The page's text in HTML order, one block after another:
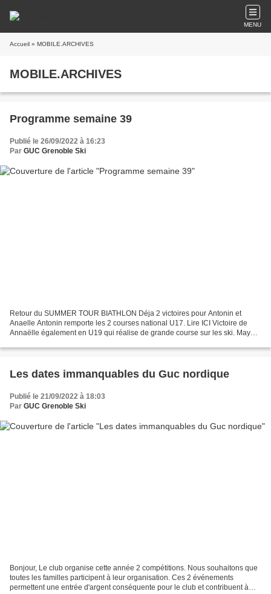
MENU
Accueil » MOBILE.ARCHIVES
MOBILE.ARCHIVES
Programme semaine 39
Publié le 26/09/2022 à 16:23
Par GUC Grenoble Ski
Retour du SUMMER TOUR BIATHLON Déja 2 victoires pour Antonin et
Anaelle Antonin remporte les 2 courses national U17. Lire ICI Victoire de
Annaëlle également en U19 qui réalise de grande course sur les ski. Maya
Les dates immanquables du Guc nordique
Publié le 21/09/2022 à 18:03
Par GUC Grenoble Ski
Bonjour, Le club organise cette année 2 compétitions. Nous souhaitons que
toutes les familles participent à leur organisation. Ces 2 événements
permettent une entrée d'argent conséquente pour le club et contribuent à